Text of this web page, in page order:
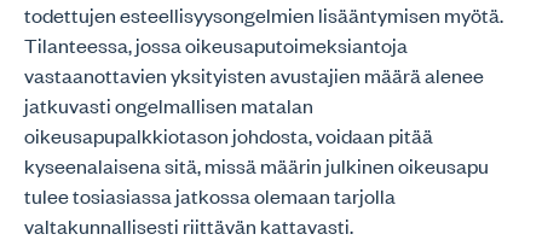
todettujen esteellisyysongelmien lisääntymisen myötä.
Tilanteessa, jossa oikeusaputoimeksiantoja
vastaanottavien yksityisten avustajien määrä alenee
jatkuvasti ongelmallisen matalan
oikeusapupalkkiotason johdosta, voidaan pitää
kyseenalaisena sitä, missä määrin julkinen oikeusapu
tulee tosiasiassa jatkossa olemaan tarjolla
valtakunnallisesti riittävän kattavasti.